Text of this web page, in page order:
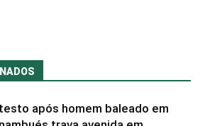
após homem baleado em